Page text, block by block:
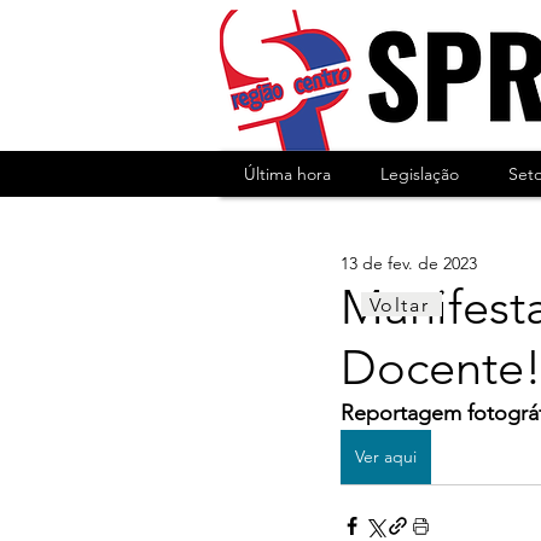
Última hora Legislação
13 de fev. de 2023
Reportagem
Ver aqui
Voltar